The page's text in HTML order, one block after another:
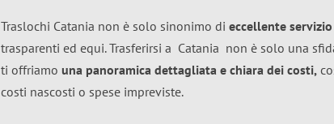
Traslochi Catania non è solo sinonimo di eccellente
trasparenti ed equi. Trasferirsi a Catania non è solo una
ti offriamo una panoramica dettagliata e chiara dei costi,
costi nascosti o spese impreviste.